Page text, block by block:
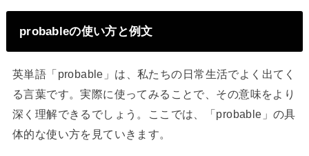
probableの使い方と例文
英単語「probable」は、私たちの日常生活でよく出てく
る言葉です。実際に使ってみることで、その意味をより
深く理解できるでしょう。ここでは、「probable」の具
体的な使い方を見ていきます。